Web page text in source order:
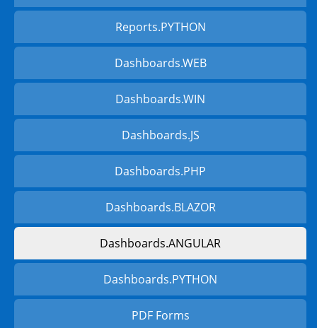
Reports.PYTHON
Dashboards.WEB
Dashboards.WIN
Dashboards.JS
Dashboards.PHP
Dashboards.BLAZOR
Dashboards.ANGULAR
Dashboards.PYTHON
PDF Forms